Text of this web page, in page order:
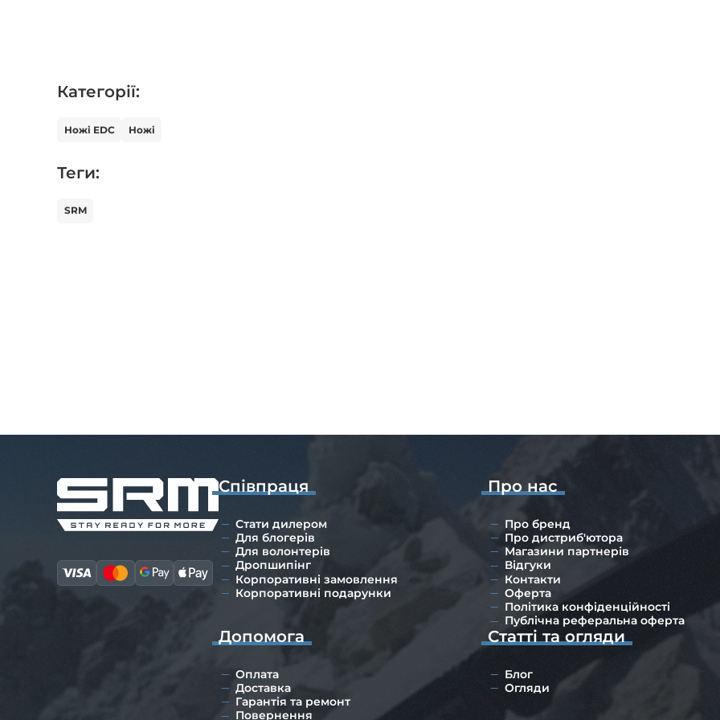
Категорії:
Ножі EDC Ножі
Теги:
SRM
Про нас
Про бренд
Про дистриб'ютора
Магазини партнерів
Відгуки
Контакти
Оферта
Політика конфіденційності
Публічна реферальна оферта
Співпраця
Стати дилером
Для блогерів
Для волонтерів
Дропшипінг
Корпоративні замовлення
Корпоративні подарунки
Статті та огляди
Блог
Огляди
Допомога
Оплата
Доставка
Гарантія та ремонт
Повернення